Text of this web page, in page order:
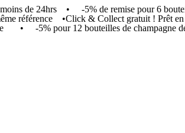
moins de 24hrs • -5% de remise pour 6
référence •Click & Collect gratuit ! Prêt
• -5% pour 12 bouteilles de champagne